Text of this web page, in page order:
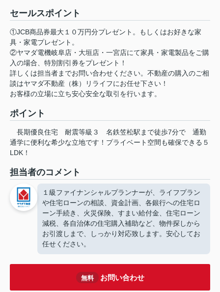
セールスポイント
①JCB商品券最大１０万円分プレゼント。もしくはお好きな家
具・家電プレゼント。
②ヤマダ電機岐阜店・大垣店・一宮店にて家具・家電製品をご購
入の場合、特別割引券をプレゼント！
詳しくは担当者までお問い合わせください。不動産の購入のご相
談はヤマダ不動産（株）リライフにお任せ下さい！
お客様の立場に立ち安心安全な取引を行います。
ポイント
長期優良住宅 耐震等級３ 名鉄笠松駅まで徒歩7分で
通勤
通学に便利な希少な立地です！プライベート空間も確保できる５
LDK！
担当者のコメント
１級ファイナンシャルプランナーが、ライフプラン
や住宅ローンの相談、資金計画、各銀行への住宅ロ
ーン手続き、火災保険、すまい給付金、住宅ローン
減税、各自治体の住宅購入補助など、物件探しから
お引渡しまで、しっかり対応致します。安心してお
任せください。
無料 お問い合わせ